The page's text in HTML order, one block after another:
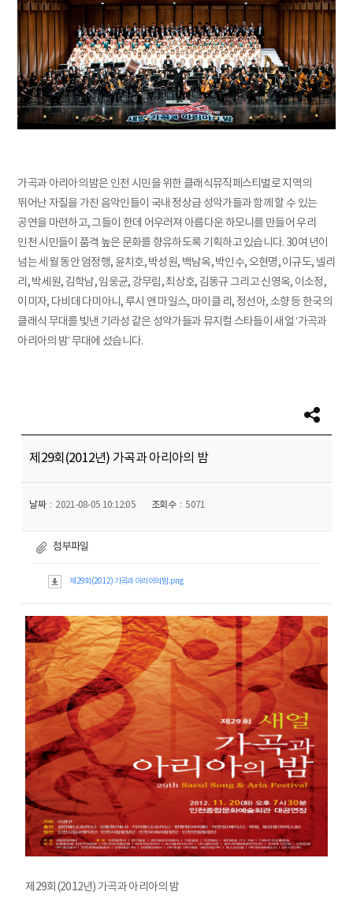
가곡과 아리아의 밤은 인천 시민을 위한 클래식뮤직페스티벌로 지역의
뛰어난 자질을 가진 음악인들이 국내 정상급 성악가들과 함께 할 수 있는
공연을 마련하고, 그들이 한데 어우러져 아름다운 하모니를 만들어 우리
인천 시민들이 품격 높은 문화를 향유하도록 기획하고 있습니다. 30여 년이
넘는 세월 동안 엄정행, 윤치호, 박성원, 백남옥, 박인수, 오현명, 이규도, 넬리
리, 박세원, 김학남, 임웅균, 강무림, 최상호, 김동규 그리고 신영옥, 이소정,
이미자, 다비데 다미아니, 루시 앤 마일스, 마이클 리, 정선아, 소향 등 한국의
클래식 무대를 빛낸 기라성 같은 성악가들과 뮤지컬 스타들이 새얼 ‘가곡과
아리아의 밤’ 무대에 섰습니다.
제29회(2012년) 가곡과 아리아의 밤
날짜 2021-08-05 10:12:05 조회수 5071
첨부파일
제29회(2012) 가곡과 아리아의 밤.png
제29회(2012년) 가곡과 아리아의 밤